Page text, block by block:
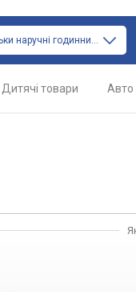
тільки наручні годинники
Дитячі товари Авто